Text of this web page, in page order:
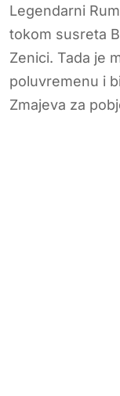
Legendarni
tokom susreta
Zenici. Tada je
poluvremenu i
Zmajeva za